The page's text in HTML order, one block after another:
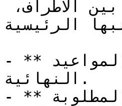
الرئيسية:
- **الشروط العامة**: تتضمن الالتزامات والمواعيد
النهائية.
- **الضمانات**: تشمل الضمانات المالية المطلوبة